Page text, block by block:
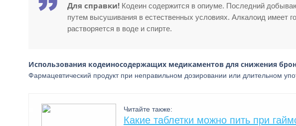
Для справки! Кодеин содержится в опиуме. Последний
путем высушивания в естественных условиях. Алкалоид имеет
растворяется в воде и спирте.
Использования кодеиносодержащих медикаментов для снижения
Фармацевтический продукт при неправильном дозировании или длительном
Читайте также:
Какие таблетки можно пить при